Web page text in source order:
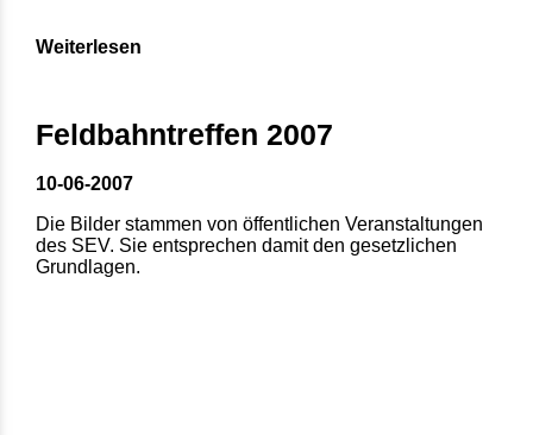
Weiterlesen
Feldbahntreffen 2007
10-06-2007
Die Bilder stammen von öffentlichen Veranstaltungen
des SEV. Sie entsprechen damit den gesetzlichen
Grundlagen.